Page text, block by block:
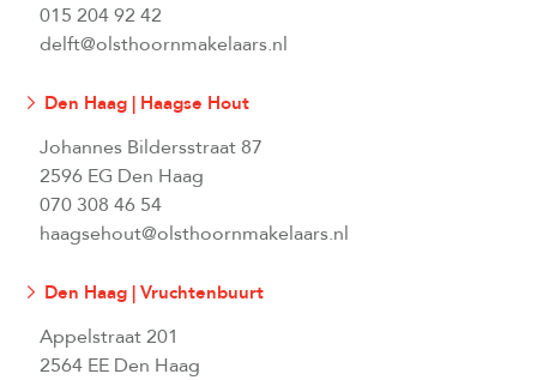
015 204 92 42
delft@olsthoornmakelaars.nl
Den Haag | Haagse Hout
Johannes Bildersstraat 87
2596 EG Den Haag
070 308 46 54
haagsehout@olsthoornmakelaars.nl
Den Haag | Vruchtenbuurt
Appelstraat 201
2564 EE Den Haag